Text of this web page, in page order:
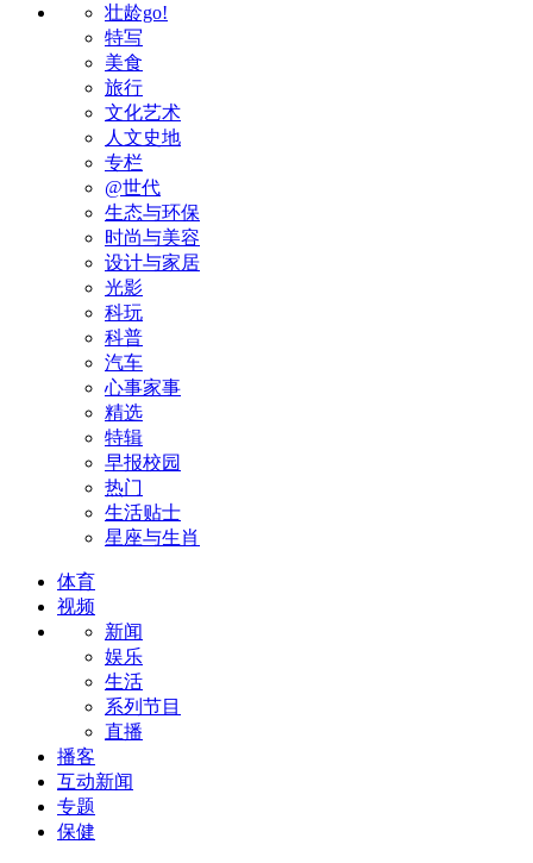
壮龄go!
特写
美食
旅行
文化艺术
人文史地
专栏
@世代
生态与环保
时尚与美容
设计与家居
光影
科玩
科普
汽车
心事家事
精选
特辑
早报校园
热门
生活贴士
星座与生肖
体育
视频
新闻
娱乐
生活
系列节目
直播
播客
互动新闻
专题
保健